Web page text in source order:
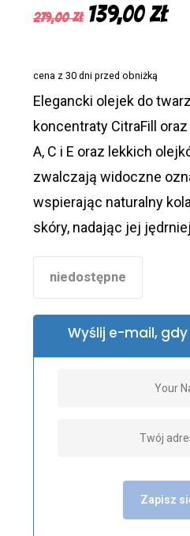
279,00zł Pierwotna
279,00 zł.
139,00zł
cena z 30 dni przed obniżką
Elegancki olejek do
koncentraty CitraFill
A, C i E oraz lekkich
zwalczają widoczne
wspierając naturalny
skóry, nadając jej
niedostępne
Wyślij e-mail,
Zapisz